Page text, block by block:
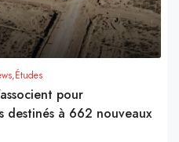
,Études
pour
destinés à 662 nouveaux